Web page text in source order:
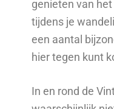
genieten van
tijdens je
een aantal
hier tegen kunt
In en rond de